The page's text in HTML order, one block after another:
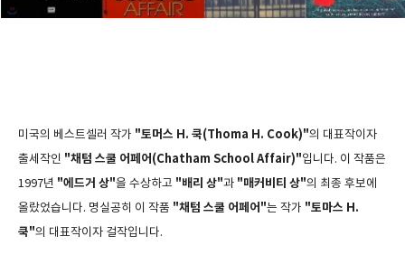
미국의 베스트셀러 작가 "토머스 H. 쿡(Thoma H. Cook)"의 대표작이자
출세작인 "채텀 스쿨 어페어(Chatham School Affair)"입니다. 이 작품은
1997년 "에드거 상"을 수상하고 "배리 상"과 "매커비티 상"의 최종 후보에
올랐었습니다. 명실공히 이 작품 "채텀 스쿨 어페어"는 작가 "토마스 H.
쿡"의 대표작이자 걸작입니다.